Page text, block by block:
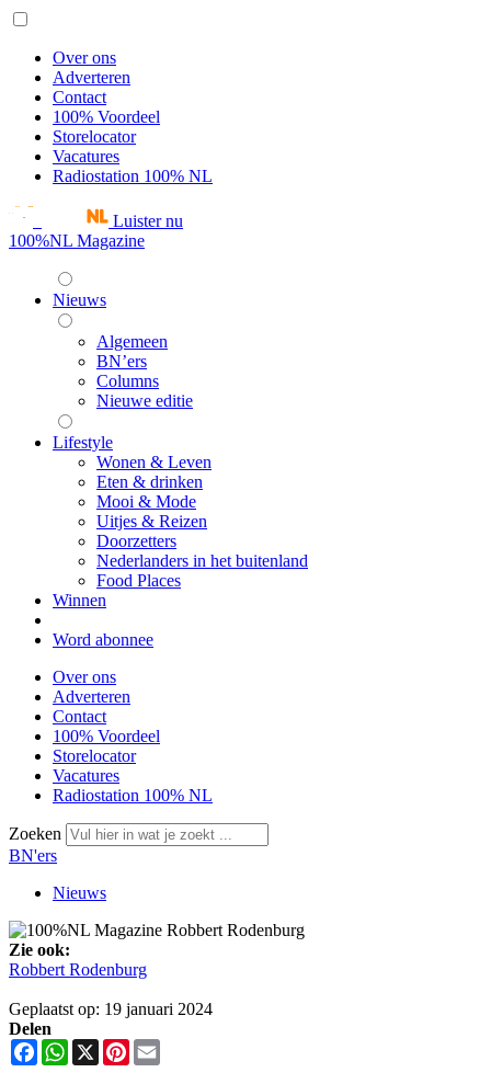
Over ons
Adverteren
Contact
100% Voordeel
Storelocator
Vacatures
Radiostation 100% NL
Luister nu
100%NL Magazine
Nieuws
Algemeen
BN’ers
Columns
Nieuwe editie
Lifestyle
Wonen & Leven
Eten & drinken
Mooi & Mode
Uitjes & Reizen
Doorzetters
Nederlanders in het buitenland
Food Places
Winnen
Word abonnee
Over ons
Adverteren
Contact
100% Voordeel
Storelocator
Vacatures
Radiostation 100% NL
Zoeken
BN'ers
Nieuws
Zie ook:
Robbert Rodenburg
Geplaatst op: 19 januari 2024
Delen
FacebookWhatsApp
X Pinterest